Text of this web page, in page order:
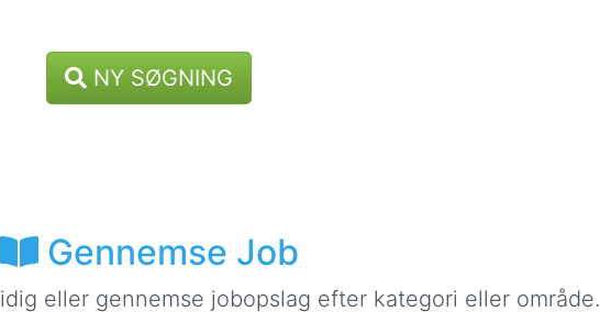
NY SØGNING
Gennemse Job
eller gennemse jobopslag efter kategori eller område.